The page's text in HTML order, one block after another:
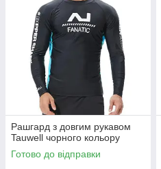
Рашгард з довгим рукавом
Tauwell чорного кольору
Готово до відправки